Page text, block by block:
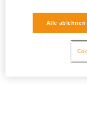
Alle ablehnen